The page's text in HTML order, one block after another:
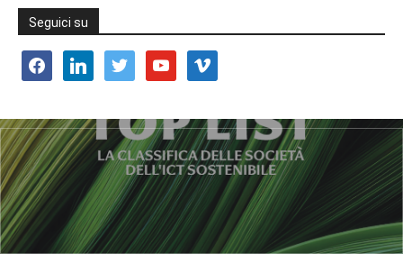
Seguici su
facebooklinkedin twitter youtube vimeo